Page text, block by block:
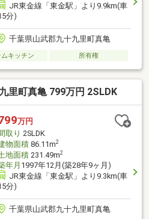
JR東金線「東金駅」より9.9km(車
分)
千葉県山武郡九十九里町真亀
キッチン 所有権
里町真亀 799万円 2SLDK
万円
取り 2SLDK
物面積86.11m2
地面積231.49m2
年月 1997年12月(築28年9ヶ月)
JR東金線「東金駅」より9.3km(車
分)
千葉県山武郡九十九里町真亀